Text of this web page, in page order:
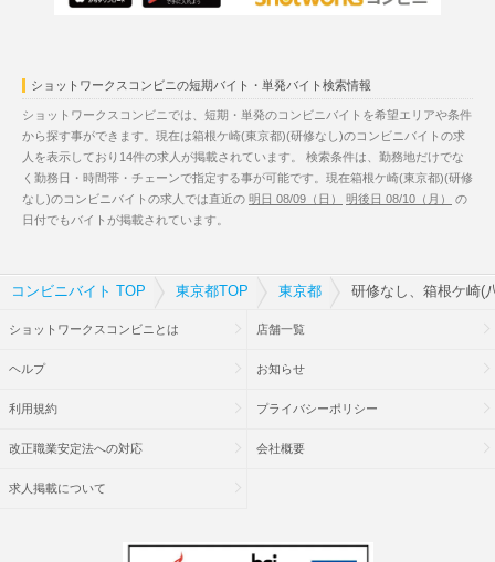
ショットワークスコンビニの短期バイト・単発バイト検索情報
ショットワークスコンビニでは、短期・単発のコンビニバイトを希望エリアや条件
から探す事ができます。現在は箱根ケ崎(東京都)(研修なし)のコンビニバイトの求
人を表示しており14件の求人が掲載されています。 検索条件は、勤務地だけでな
く勤務日・時間帯・チェーンで指定する事が可能です。現在箱根ケ崎(東京都)(研修
なし)のコンビニバイトの求人では直近の 明日 08/09（日） 明後日 08/10（月）
の
日付でもバイトが掲載されています。
コンビニバイト TOP 東京都TOP 東京都 研修なし、箱根ケ崎(
ショットワークスコンビニとは 店舗一覧
ヘルプ お知らせ
利用規約 プライバシーポリシー
改正職業安定法への対応 会社概要
求人掲載について